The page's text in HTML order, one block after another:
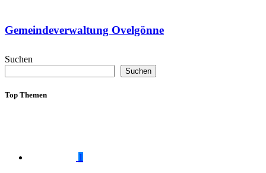
Gemeindeverwaltung Ovelgönne
Suchen
Suchen
Top Themen
1